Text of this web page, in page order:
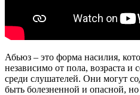
Абьюз – это форма насилия,
независимо от пола, возраста
среди слушателей. Они могут
быть болезненной и опасной,